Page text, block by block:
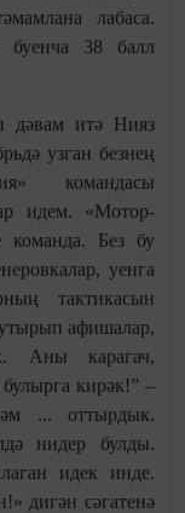
лабаса.
буенча 38 балл
дәвам итә Нияз
узган безнең
командасы
идем. «Мотор-
команда. Без бу
уенга
тактикасын
афишалар,
Аны карагач,
кирәк!” –
... оттырдык.
нидер булды.
идек инде.
дигән сәгатенә